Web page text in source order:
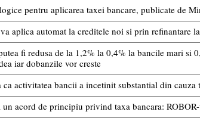
pentru aplicarea taxei bancare, publicate de
aplica automat la creditele noi si prin refinantare
fi redusa de la 1,2% la 0,4% la bancile mari
iar dobanzile vor creste
ca activitatea bancii a incetinit substantial din
un acord de principiu privind taxa bancara: